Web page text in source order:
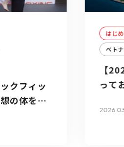
クフィッ
の体を手
はじ
ベト
【
って